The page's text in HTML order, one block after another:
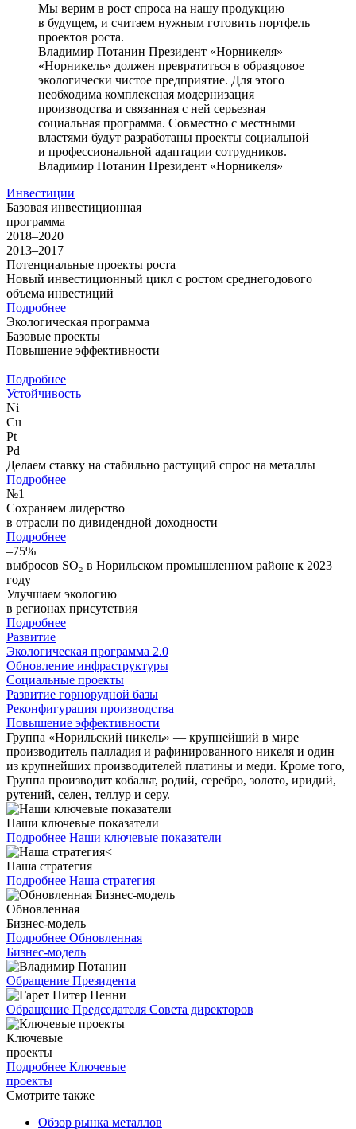
Мы верим в рост спроса на нашу продукцию
в будущем, и считаем нужным готовить портфель
проектов роста.
Владимир Потанин Президент «Норникеля»
«Норникель» должен превратиться в образцовое
экологически чистое предприятие. Для этого
необходима комплексная модернизация
производства и связанная с ней серьезная
социальная программа. Совместно с местными
властями будут разработаны проекты социальной
и профессиональной адаптации сотрудников.
Владимир Потанин Президент «Норникеля»
Инвестиции
Базовая инвестиционная
программа
2018–2020
2013–2017
Потенциальные проекты роста
Новый инвестиционный цикл с ростом среднегодового
объема инвестиций
Подробнее
Экологическая программа
Базовые проекты
Повышение эффективности
Подробнее
Устойчивость
Ni
Cu
Pt
Pd
Делаем ставку на стабильно растущий спрос на металлы
Подробнее
№1
Сохраняем лидерство
в отрасли по дивидендной доходности
Подробнее
–75%
выбросов SO₂ в Норильском промышленном районе к 2023
году
Улучшаем экологию
в регионах присутствия
Подробнее
Развитие
Экологическая программа 2.0
Обновление инфраструктуры
Социальные проекты
Развитие горнорудной базы
Реконфигурация производства
Повышение эффективности
Группа «Норильский никель» — крупнейший в мире
производитель палладия и рафинированного никеля и один
из крупнейших производителей платины и меди. Кроме того,
Группа производит кобальт, родий, серебро, золото, иридий,
рутений, селен, теллур и серу.
Наши ключевые показатели
Подробнее Наши ключевые показатели
Наша стратегия
Подробнее Наша стратегия
Обновленная
Бизнес-модель
Подробнее Обновленная
Бизнес-модель
Обращение Президента
Обращение Председателя Совета директоров
Ключевые
проекты
Подробнее Ключевые
проекты
Смотрите также
Обзор рынка металлов